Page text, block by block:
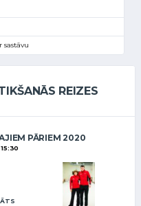
sastāvu
REIZES
PĀRIEM 2020
15:30